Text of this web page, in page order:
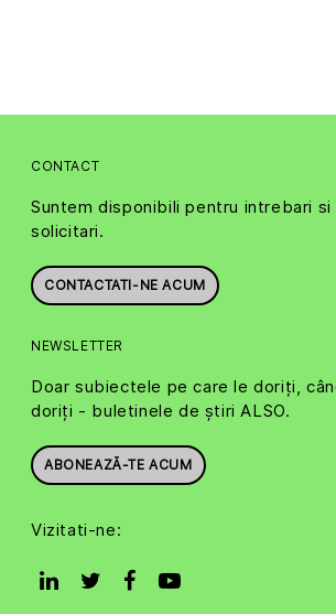
CONTACT
Suntem disponibili pentru intrebari si
solicitari.
CONTACTATI-NE ACUM
NEWSLETTER
Doar subiectele pe care le doriți,
doriți - buletinele de știri ALSO.
ABONEAZĂ-TE ACUM
Vizitati-ne: